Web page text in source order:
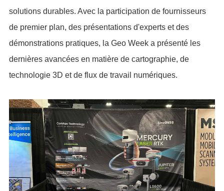
solutions durables. Avec la participation de fournisseurs
de premier plan, des présentations d'experts et des
démonstrations pratiques, la Geo Week a présenté les
dernières avancées en matière de cartographie, de
technologie 3D et de flux de travail numériques.